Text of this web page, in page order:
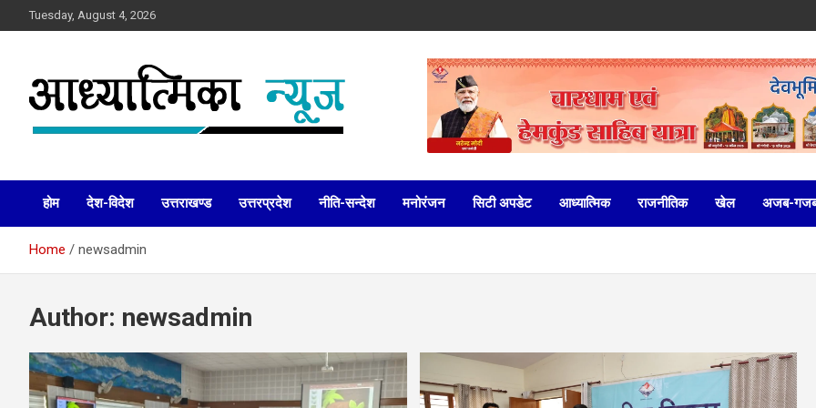
to
Tuesday, August 4, 2026
Aadhyatmika News
होम देश-विदेश उत्तराखण्ड उत्तरप्रदेश नीति-सन्देश मनोरंजन सिटी अपडेट आध्यात्मिक राजनीतिक खेल अजब-
Home newsadmin
Author: newsadmin